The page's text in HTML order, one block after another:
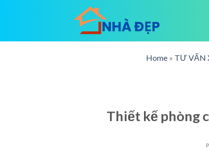
Home » TƯ VẤN
Thiết kế phòng